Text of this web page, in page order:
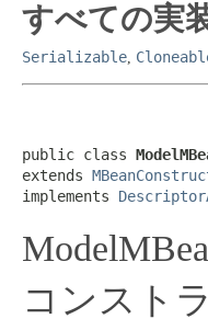
すべての実
Serializable,
public class
extends
implements
コンスト